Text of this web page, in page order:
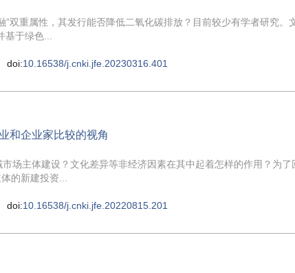
”双重属性，其发行能否降低二氧化碳排放？目前较少有学者研究。
基于绿色...
doi:10.16538/j.cnki.jfe.20230316.401
和企业家比较的视角
场主体建设？文化差异等非经济因素在其中起着怎样的作用？为了
的新建投资...
doi:10.16538/j.cnki.jfe.20220815.201